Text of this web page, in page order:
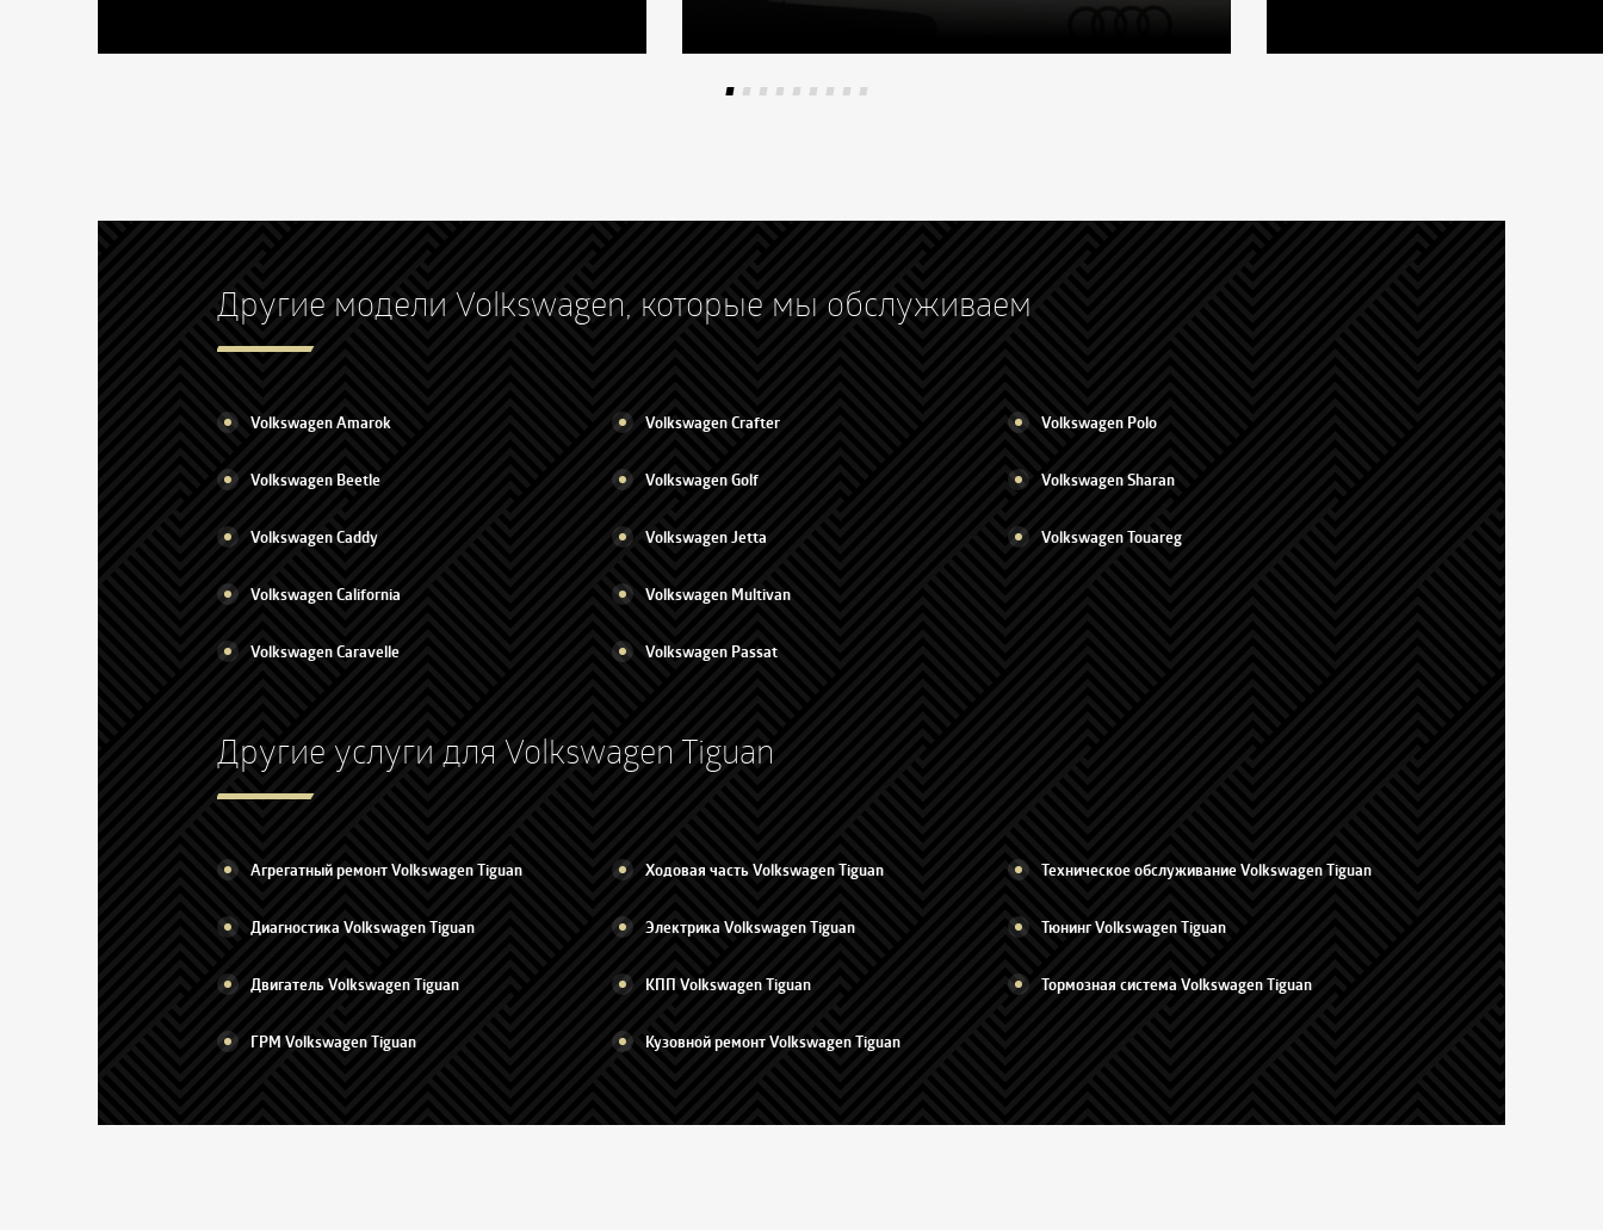
Другие модели Volkswagen, которые мы обслуживаем
Volkswagen Amarok
Volkswagen Beetle
Volkswagen Caddy
Volkswagen California
Volkswagen Caravelle
Volkswagen Crafter
Volkswagen Golf
Volkswagen Jetta
Volkswagen Multivan
Volkswagen Passat
Volkswagen Polo
Volkswagen Sharan
Volkswagen Touareg
Другие услуги для Volkswagen Tiguan
Агрегатный ремонт Volkswagen Tiguan
Диагностика Volkswagen Tiguan
Двигатель Volkswagen Tiguan
ГРМ Volkswagen Tiguan
Ходовая часть Volkswagen Tiguan
Электрика Volkswagen Tiguan
КПП Volkswagen Tiguan
Кузовной ремонт Volkswagen Tiguan
Техническое обслуживание Volkswagen Tiguan
Тюнинг Volkswagen Tiguan
Тормозная система Volkswagen Tiguan